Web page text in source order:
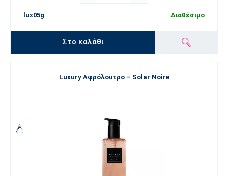
lux05g Διαθέσιμο
Στο καλάθι
Luxury Αφρόλουτρο – Solar Noire